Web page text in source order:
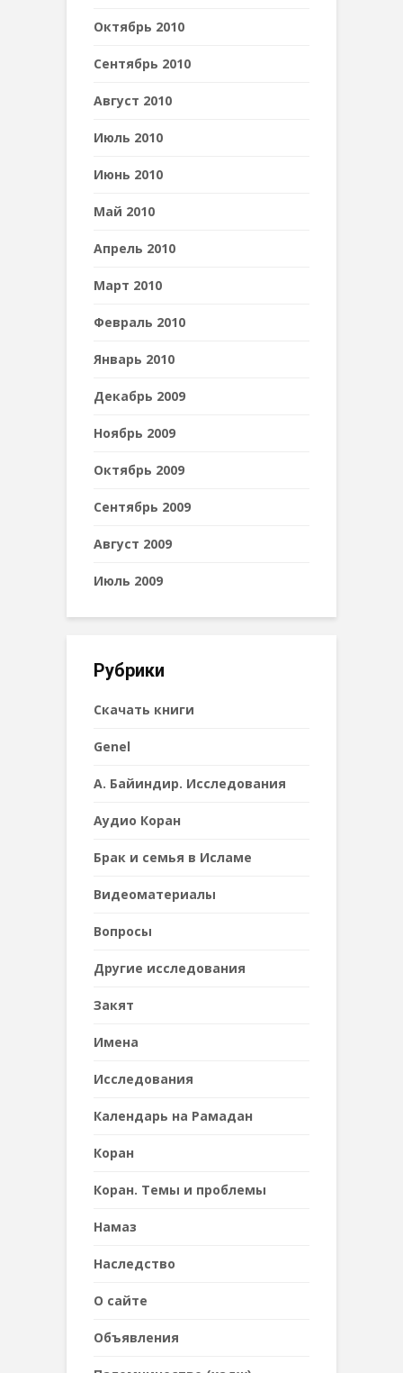
Октябрь 2010
Сентябрь 2010
Август 2010
Июль 2010
Июнь 2010
Май 2010
Апрель 2010
Март 2010
Февраль 2010
Январь 2010
Декабрь 2009
Ноябрь 2009
Октябрь 2009
Сентябрь 2009
Август 2009
Июль 2009
Рубрики
Cкачать книги
Genel
А. Байиндир. Исследования
Аудио Коран
Брак и семья в Исламе
Видеоматериалы
Вопросы
Другие исследования
Закят
Имена
Исследования
Календарь на Рамадан
Коран
Коран. Темы и проблемы
Намаз
Наследствo
О сайте
Объявления